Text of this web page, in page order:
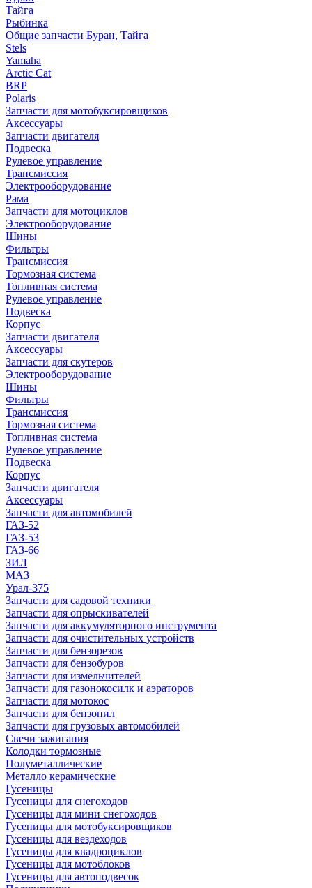
Тайга
Рыбинка
Общие запчасти Буран, Тайга
Stels
Yamaha
Arctic Cat
BRP
Polaris
Запчасти для мотобуксировщиков
Аксессуары
Запчасти двигателя
Подвеска
Рулевое управление
Трансмиссия
Электрооборудование
Рама
Запчасти для мотоциклов
Электрооборудование
Шины
Фильтры
Трансмиссия
Тормозная система
Топливная система
Рулевое управление
Подвеска
Корпус
Запчасти двигателя
Аксессуары
Запчасти для скутеров
Электрооборудование
Шины
Фильтры
Трансмиссия
Тормозная система
Топливная система
Рулевое управление
Подвеска
Корпус
Запчасти двигателя
Аксессуары
Запчасти для автомобилей
ГАЗ-52
ГАЗ-53
ГАЗ-66
ЗИЛ
МАЗ
Урал-375
Запчасти для садовой техники
Запчасти для опрыскивателей
Запчасти для аккумуляторного инструмента
Запчасти для очистительных устройств
Запчасти для бензорезов
Запчасти для бензобуров
Запчасти для измельчителей
Запчасти для газонокосилк и аэраторов
Запчасти для мотокос
Запчасти для бензопил
Запчасти для грузовых автомобилей
Свечи зажигания
Колодки тормозные
Полуметаллические
Металло керамические
Гусеницы
Гусеницы для снегоходов
Гусеницы для мини снегоходов
Гусеницы для мотобуксировщиков
Гусеницы для вездеходов
Гусеницы для квадроциклов
Гусеницы для мотоблоков
Гусеницы для автоподвесок